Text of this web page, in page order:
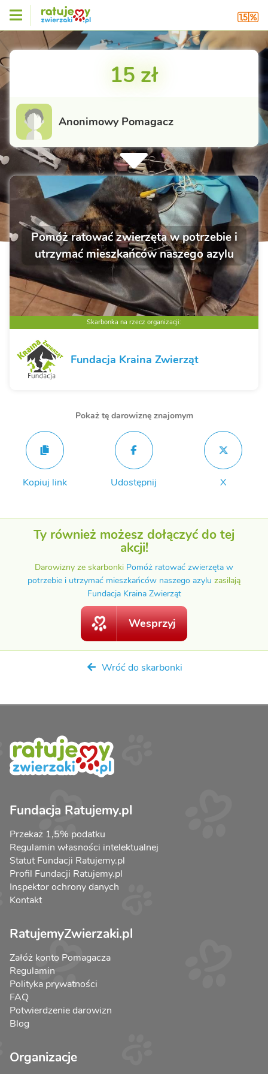
15 zł
Anonimowy Pomagacz
Pomóż ratować zwierzęta w potrzebie i
utrzymać mieszkańców naszego azylu
Skarbonka na rzecz organizacji:
Fundacja Kraina Zwierząt
Pokaż tę darowiznę znajomym
Kopiuj link Udostępnij X
Ty również możesz dołączyć do tej
akcji!
Darowizny ze skarbonki Pomóż ratować zwierzęta w
potrzebie i utrzymać mieszkańców naszego azylu zasilają
Fundacja Kraina Zwierząt
Wesprzyj
Wróć do skarbonki
Fundacja Ratujemy.pl
Przekaż 1,5% podatku
Regulamin własności intelektualnej
Statut Fundacji Ratujemy.pl
Profil Fundacji Ratujemy.pl
Inspektor ochrony danych
Kontakt
RatujemyZwierzaki.pl
Załóż konto Pomagacza
Regulamin
Polityka prywatności
FAQ
Potwierdzenie darowizn
Blog
Organizacje